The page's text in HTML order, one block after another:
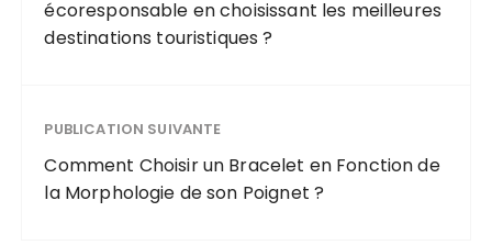
écoresponsable en choisissant les meilleures
destinations touristiques ?
PUBLICATION SUIVANTE
Comment Choisir un Bracelet en Fonction de
la Morphologie de son Poignet ?